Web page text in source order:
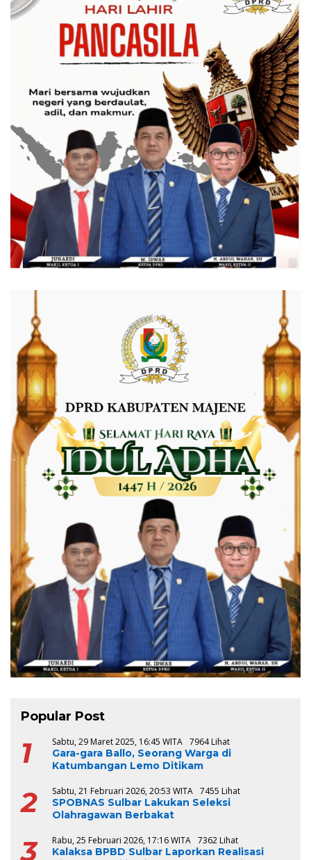
Popular Post
1 Sabtu, 29 Maret 2025, 16:45 WITA 7964 Lihat
Gara-gara Ballo, Seorang Warga di
Katumbangan Lemo Ditikam
2 Sabtu, 21 Februari 2026, 20:53 WITA 7455 Lihat
SPOBNAS Sulbar Lakukan Seleksi
Olahragawan Berbakat
3 Rabu, 25 Februari 2026, 17:16 WITA 7362 Lihat
Kalaksa BPBD Sulbar Laporkan Realisasi